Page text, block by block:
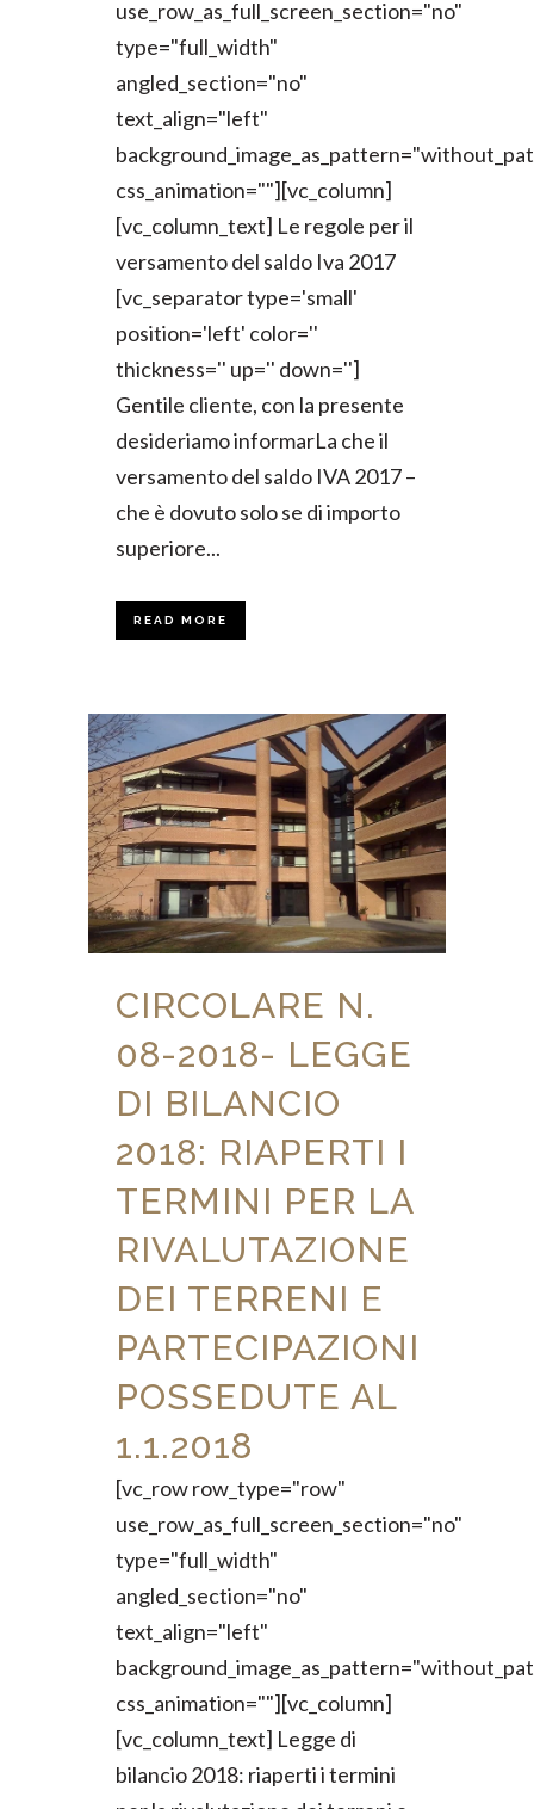
use_row_as_full_screen_section="no"
type="full_width"
angled_section="no"
text_align="left"
css_animation=""][vc_column]
[vc_column_text] Le regole per il
versamento del saldo Iva 2017
[vc_separator type='small'
position='left' color=''
thickness='' up='' down='']
Gentile cliente, con la presente
desideriamo informarLa che il
versamento del saldo IVA 2017 –
che è dovuto solo se di importo
superiore...
READ MORE
CIRCOLARE N.
08-2018- LEGGE
DI BILANCIO
2018: RIAPERTI I
TERMINI PER LA
RIVALUTAZIONE
DEI TERRENI E
PARTECIPAZIONI
POSSEDUTE AL
1.1.2018
[vc_row row_type="row"
use_row_as_full_screen_section="no"
type="full_width"
angled_section="no"
text_align="left"
css_animation=""][vc_column]
[vc_column_text] Legge di
bilancio 2018: riaperti i termini